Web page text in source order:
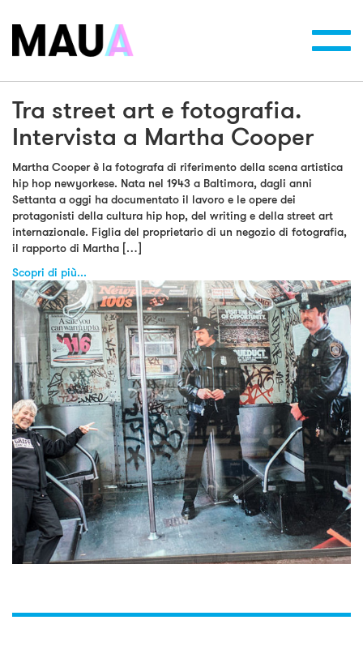
Toggle
Tra street art e fotografia.
Intervista a Martha Cooper
Martha Cooper è la fotografa di riferimento della scena artistica
hip hop newyorkese. Nata nel 1943 a Baltimora, dagli anni
Settanta a oggi ha documentato il lavoro e le opere dei
protagonisti della cultura hip hop, del writing e della street art
internazionale. Figlia del proprietario di un negozio di fotografia,
il rapporto di Martha […]
Scopri di più...